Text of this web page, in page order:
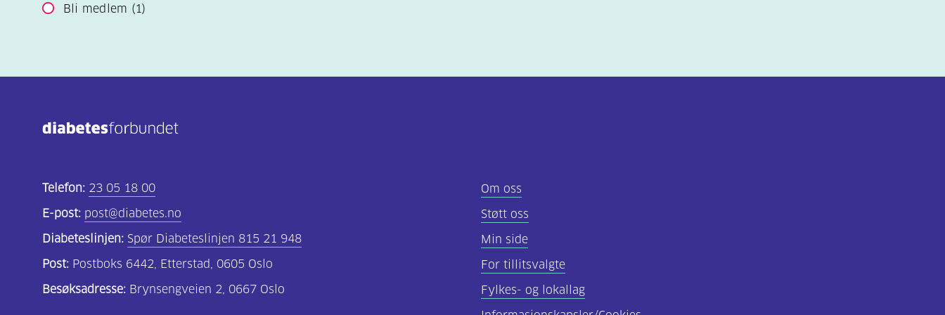
Bli medlem (1)
Telefon: 23 05 18 00
E-post: post@diabetes.no
Diabeteslinjen: Spør Diabeteslinjen 815 21 948
Post: Postboks 6442, Etterstad, 0605 Oslo
Besøksadresse: Brynsengveien 2, 0667 Oslo
Om oss
Støtt oss
Min side
For tillitsvalgte
Fylkes- og lokallag